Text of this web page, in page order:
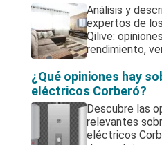
Análisis y
expertos de
Qilive:
rendimiento,
¿Qué opiniones hay
eléctricos Corberó?
Descubre las
relevantes
eléctricos